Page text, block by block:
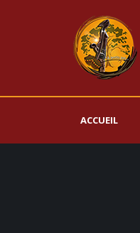
ACCUEIL